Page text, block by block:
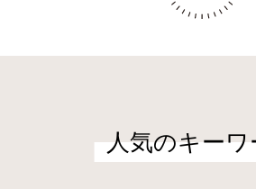
人気のキー